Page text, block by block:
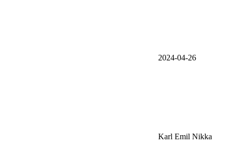
2024-04-26
Karl Emil Nikka